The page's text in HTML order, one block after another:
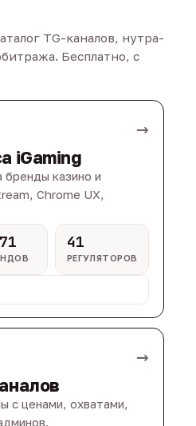
TG-каналов, нутра-
Бесплатно, с
→
iGaming
бренды казино и
Chrome UX,
41
РЕГУЛЯТОРОВ
→
с ценами, охватами,